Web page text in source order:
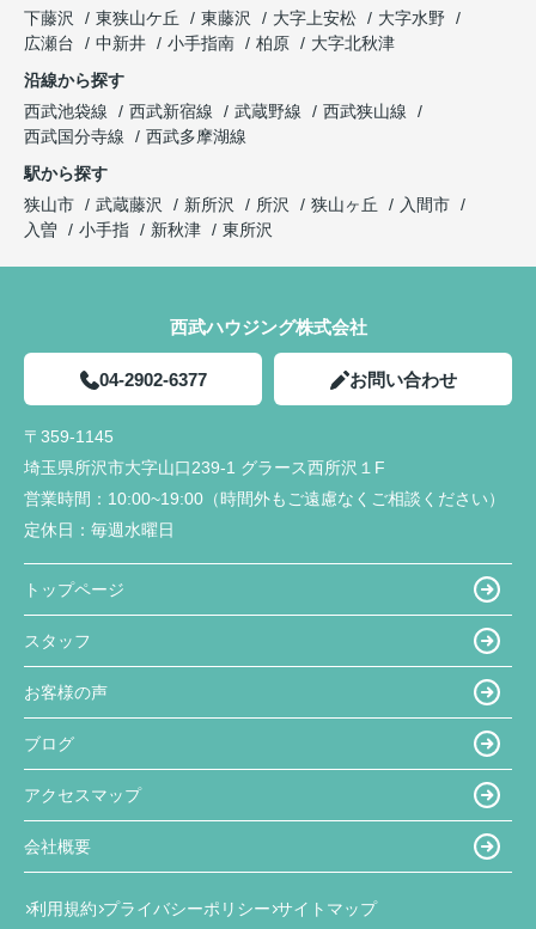
下藤沢
東狭山ケ丘 東藤沢 大字上安松
大字水野
広瀬台
中新井 小手指南 柏原
大字北秋津
沿線から探す
西武池袋線
西武新宿線 武蔵野線
西武狭山線
西武国分寺線
西武多摩湖線
駅から探す
狭山市
武蔵藤沢 新所沢 所沢 狭山ヶ丘
入間市
入曽
小手指 新秋津 東所沢
西武ハウジング株式会社
04-2902-6377 お問い合わせ
〒359-1145
埼玉県所沢市大字山口239-1 グラース西所沢１F
営業時間： 10:00~19:00（時間外もご遠慮なくご相談ください）
定休日： 毎週水曜日
トップページ
スタッフ
お客様の声
ブログ
アクセスマップ
会社概要
利用規約 プライバシーポリシー サイトマップ